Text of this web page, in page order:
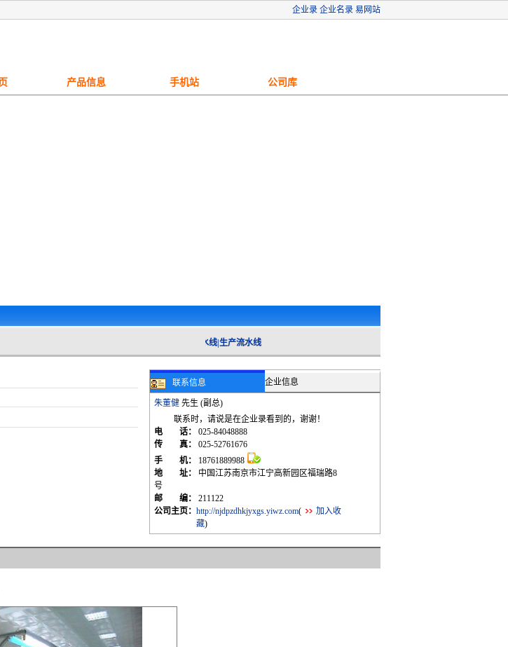
企业录 企业名录 易网站
产品信息 手机站 公司库
流水线|南京流水线|生产流水线//流水线|南京流水线|生产流水线
联系信息 企业信息
朱董健 先生 (副总)
联系时，请说是在企业录看到的，谢谢！
电 话： 025-84048888
传 真： 025-52761676
手 机： 18761889988
地 址：
中国江苏南京市江宁高新园区福瑞路8
号
邮 编：
211122
公司主页： http://njdpzdhkjyxgs.yiwz.com(
加入收
藏)